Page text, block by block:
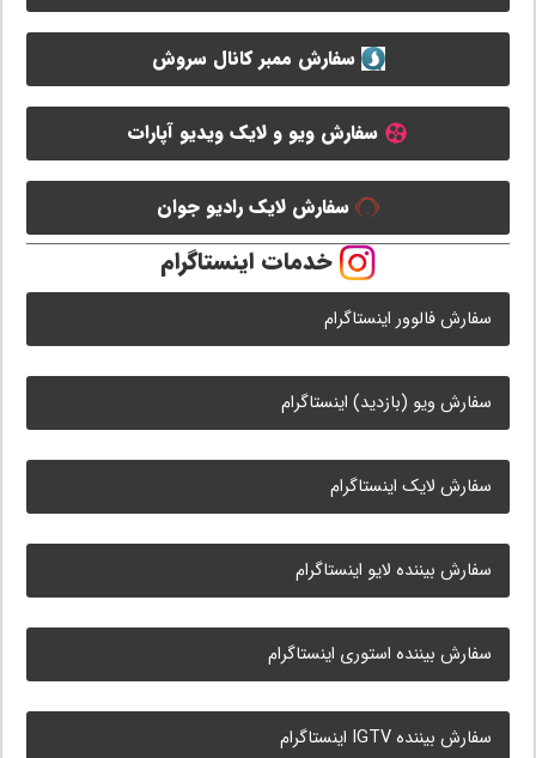
سفارش ممبر کانال سروش
سفارش ویو و لایک ویدیو آپارات
سفارش لایک رادیو جوان
خدمات اینستاگرام
سفارش فالوور اینستاگرام
سفارش ویو (بازدید) اینستاگرام
سفارش لایک اینستاگرام
سفارش بیننده لایو اینستاگرام
سفارش بیننده استوری اینستاگرام
سفارش بیننده IGTV اینستاگرام